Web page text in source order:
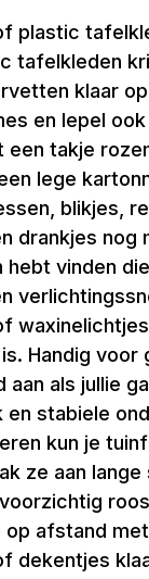
plastic
tafelkleden
klaar
en lepel
een takje
lege
blikjes,
drankjes
hebt vinden
Handig
als jullie
stabiele
kun je
ze aan
op afstand
dekentjes